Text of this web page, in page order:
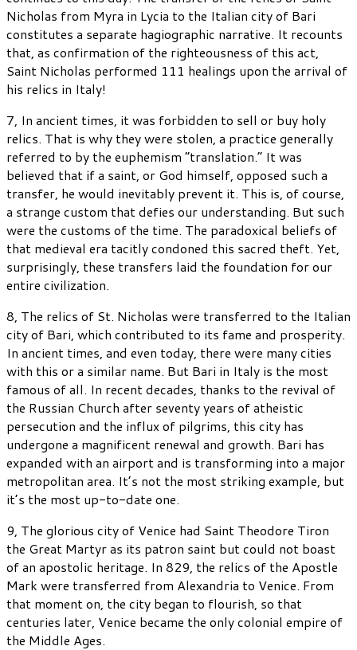
Nicholas from Myra in Lycia to the Italian city of Bari
constitutes a separate hagiographic narrative. It recounts
that, as confirmation of the righteousness of this act,
Saint Nicholas performed 111 healings upon the arrival of
his relics in Italy!
7, In ancient times, it was forbidden to sell or buy holy
relics. That is why they were stolen, a practice generally
referred to by the euphemism “translation.” It was
believed that if a saint, or God himself, opposed such a
transfer, he would inevitably prevent it. This is, of course,
a strange custom that defies our understanding. But such
were the customs of the time. The paradoxical beliefs of
that medieval era tacitly condoned this sacred theft. Yet,
surprisingly, these transfers laid the foundation for our
entire civilization.
8, The relics of St. Nicholas were transferred to the Italian
city of Bari, which contributed to its fame and prosperity.
In ancient times, and even today, there were many cities
with this or a similar name. But Bari in Italy is the most
famous of all. In recent decades, thanks to the revival of
the Russian Church after seventy years of atheistic
persecution and the influx of pilgrims, this city has
undergone a magnificent renewal and growth. Bari has
expanded with an airport and is transforming into a major
metropolitan area. It’s not the most striking example, but
it’s the most up-to-date one.
9, The glorious city of Venice had Saint Theodore Tiron
the Great Martyr as its patron saint but could not boast
of an apostolic heritage. In 829, the relics of the Apostle
Mark were transferred from Alexandria to Venice. From
that moment on, the city began to flourish, so that
centuries later, Venice became the only colonial empire of
the Middle Ages.